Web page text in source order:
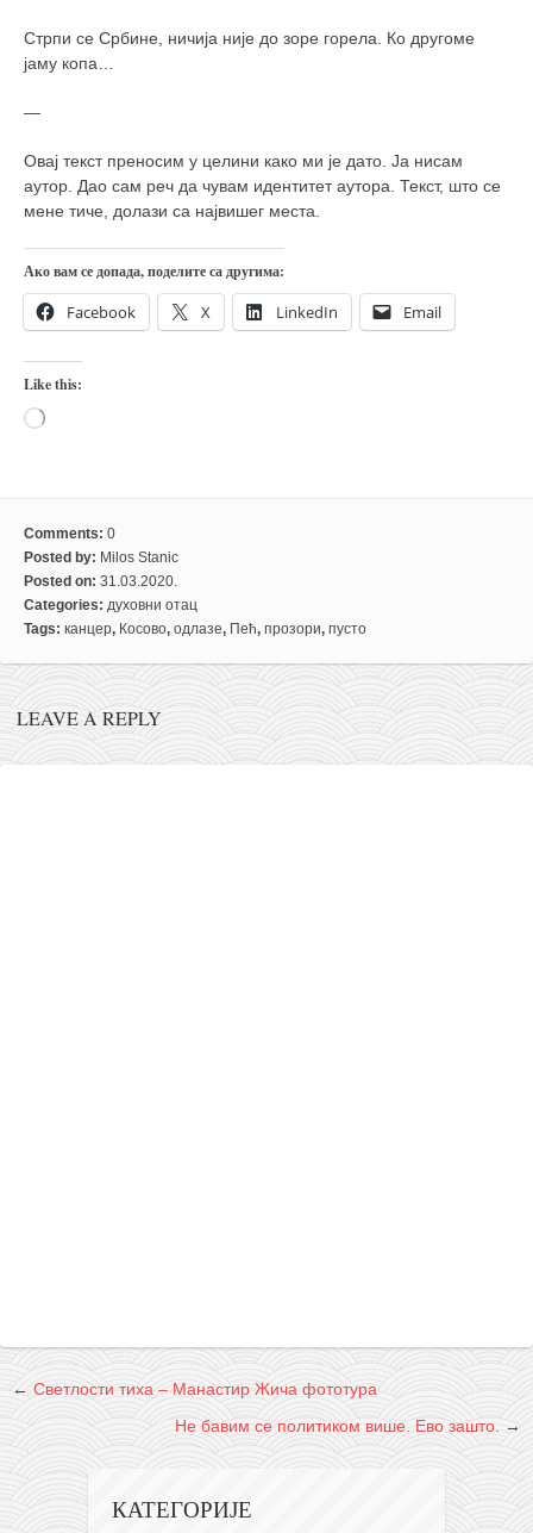
Стрпи се Србине, ничија није до зоре горела. Ко другоме
јаму копа…
—
Овај текст преносим у целини како ми је дато. Ја нисам
аутор. Дао сам реч да чувам идентитет аутора. Текст, што се
мене тиче, долази са највишег места.
Ако вам се допада, поделите са другима:
Facebook X LinkedIn Email
Like this:
Loading…
Comments: 0
Posted by: Milos Stanic
Posted on: 31.03.2020.
Categories: духовни отац
Tags: канцер, Косово, одлазе, Пећ, прозори, пусто
LEAVE A REPLY
← Светлости тиха – Манастир Жича фототура
Не бавим се политиком више. Ево зашто.
→
КАТЕГОРИЈЕ